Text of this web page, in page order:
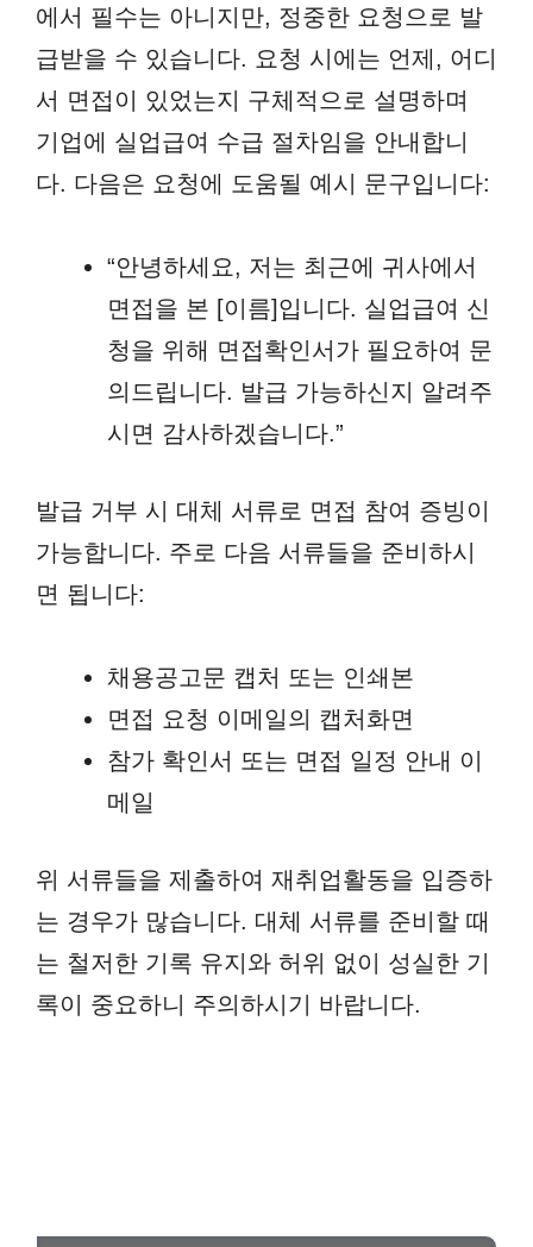
에서 필수는 아니지만, 정중한 요청으로 발
급받을 수 있습니다. 요청 시에는 언제, 어디
서 면접이 있었는지 구체적으로 설명하며
기업에 실업급여 수급 절차임을 안내합니
다. 다음은 요청에 도움될 예시 문구입니다:
“안녕하세요, 저는 최근에 귀사에서
면접을 본 [이름]입니다. 실업급여 신
청을 위해 면접확인서가 필요하여 문
의드립니다. 발급 가능하신지 알려주
시면 감사하겠습니다.”
발급 거부 시 대체 서류로 면접 참여 증빙이
가능합니다. 주로 다음 서류들을 준비하시
면 됩니다:
채용공고문 캡처 또는 인쇄본
면접 요청 이메일의 캡처화면
참가 확인서 또는 면접 일정 안내 이
메일
위 서류들을 제출하여 재취업활동을 입증하
는 경우가 많습니다. 대체 서류를 준비할 때
는 철저한 기록 유지와 허위 없이 성실한 기
록이 중요하니 주의하시기 바랍니다.